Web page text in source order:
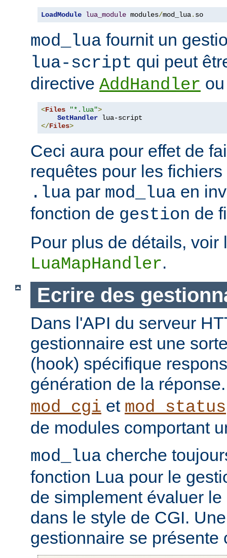
LoadModule lua_module modules/mod_lua. so
mod_lua fournit un
lua-script qui peut
directive AddHandler
<Files "*.lua">
SetHandler
</Files>
Ceci aura pour effet de
requêtes pour les
.lua par mod_lua en
fonction de gestion de
Pour plus de détails, voir
LuaMapHandler.
Ecrire des
Dans l'API du serveur
gestionnaire est une
(hook) spécifique
génération de la
mod_cgi et mod_status
de modules comportant
mod_lua cherche
fonction Lua pour le
de simplement évaluer
dans le style de CGI.
gestionnaire se présente